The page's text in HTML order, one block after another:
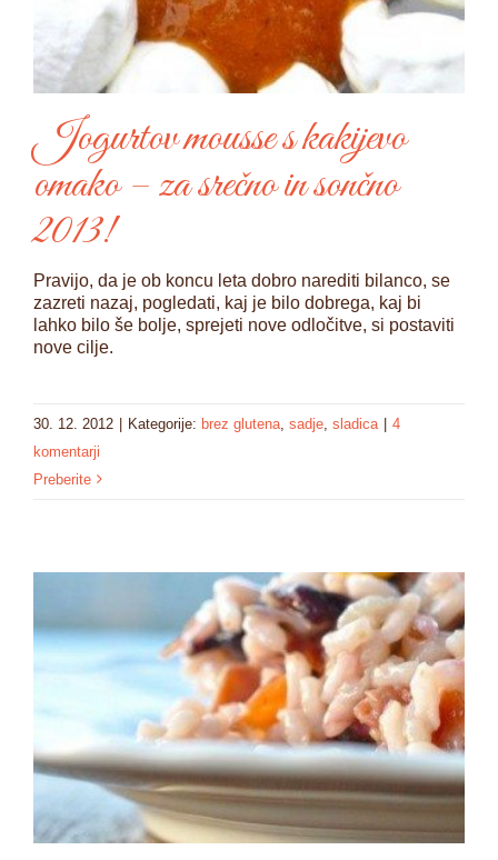
Jogurtov mousse s kakijevo
omako – za srečno in sončno
2013!
Pravijo, da je ob koncu leta dobro narediti bilanco, se
zazreti nazaj, pogledati, kaj je bilo dobrega, kaj bi
lahko bilo še bolje, sprejeti nove odločitve, si postaviti
nove cilje.
30. 12. 2012 | Kategorije: brez glutena sadje sladica | 4
komentarji
Preberite